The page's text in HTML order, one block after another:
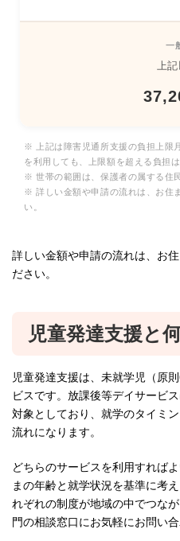
一
上
※ 上記は障害児通所支援の負担上限
を利用しても、上限額を超える負担は
※ 世帯の範囲は、保護者の属する住
※ 詳しい金額や申請の流れは、お住
い。
詳しい金額や申請の流れは、お
ださい。
児童発達支援と
児童発達支援は、未就学児（原
ビスです。放課後等デイサービ
対象としており、就学のタイミ
流れになります。
どちらのサービスを利用すれば
まの年齢と就学状況を基準に考
れぞれの制度が地域の中でつな
門の相談窓口にお気軽にお問い合